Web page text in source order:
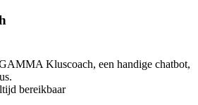
Kluscoach, een handige chatbot,
bereikbaar